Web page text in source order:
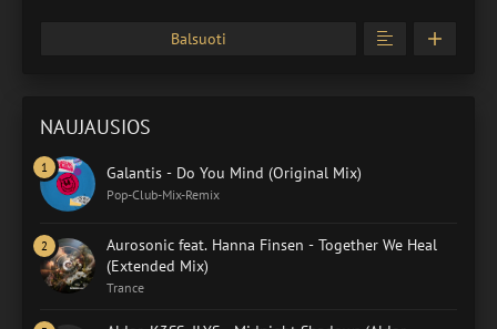
Balsuoti
NAUJAUSIOS
Galantis - Do You Mind (Original Mix)
Pop-Club-Mix-Remix
Aurosonic feat. Hanna Finsen - Together We Heal
(Extended Mix)
Trance